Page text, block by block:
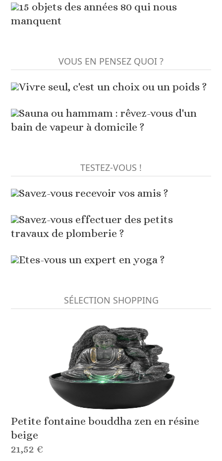
15 objets des années 80 qui nous
manquent
VOUS EN PENSEZ QUOI ?
Vivre seul, c'est un choix ou un poids ?
Sauna ou hammam : rêvez-vous d'un
bain de vapeur à domicile ?
TESTEZ-VOUS !
Savez-vous recevoir vos amis ?
Savez-vous effectuer des petits
travaux de plomberie ?
Etes-vous un expert en yoga ?
SÉLECTION SHOPPING
Petite fontaine bouddha zen en résine
beige
21,52 €